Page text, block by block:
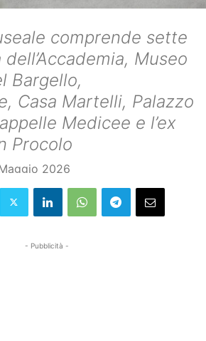
comprende sette
Museo
Bargello,
Casa Martelli, Palazzo
Medicee e l’ex
Procolo
2026
- Pubblicità -